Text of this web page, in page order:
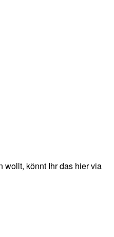
wollt, könnt Ihr das hier via